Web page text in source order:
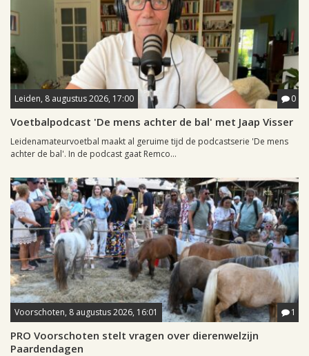
Leiden, 8 augustus 2026, 17:00 0
Voetbalpodcast 'De mens achter de bal' met Jaap Visser
Leidenamateurvoetbal maakt al geruime tijd de podcastserie 'De mens
achter de bal'. In de podcast gaat Remco...
Voorschoten, 8 augustus 2026, 16:01 1
PRO Voorschoten stelt vragen over dierenwelzijn
Paardendagen